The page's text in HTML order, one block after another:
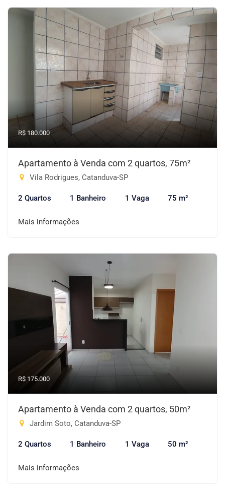
R$ 180.000
Apartamento à Venda com 2 quartos, 75m²
Vila Rodrigues, Catanduva-SP
2 Quartos 1 Banheiro 1 Vaga 75 m²
Mais informações
R$ 175.000
Apartamento à Venda com 2 quartos, 50m²
Jardim Soto, Catanduva-SP
2 Quartos 1 Banheiro 1 Vaga 50 m²
Mais informações